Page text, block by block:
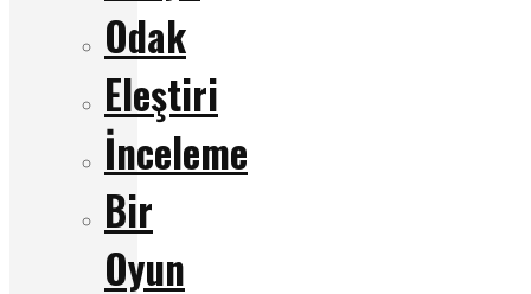
Odak
Eleştiri
İnceleme
Bir
Oyun